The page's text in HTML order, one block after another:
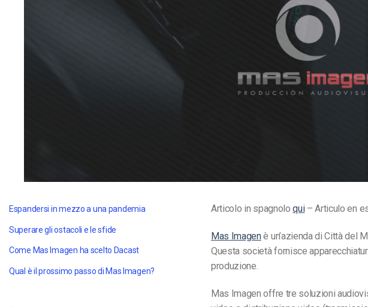
Video
Espandersi in mezzo a una pandemia
Superare gli ostacoli e le sfide
Come Mas Imagen ha scelto Dacast
Qual è il prossimo passo di Mas Imagen?
Articolo in spagnoloqui– Articulo en
Mas Imagenè un’azienda di Città del
Questa società fornisce
produzione.
Mas Imagen offre tre soluzioni